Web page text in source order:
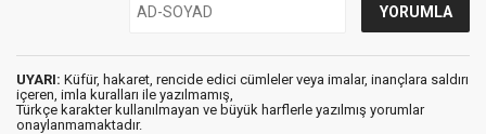
UYARI: Küfür, hakaret, rencide edici cümleler veya imalar, inançlara saldırı
içeren, imla kuralları ile yazılmamış,
Türkçe karakter kullanılmayan ve büyük harflerle yazılmış yorumlar
onaylanmamaktadır.